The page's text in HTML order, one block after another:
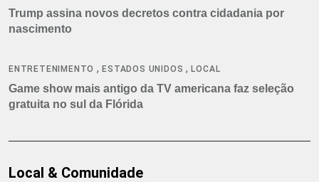
Trump assina novos decretos contra cidadania por
nascimento
ENTRETENIMENTO ,ESTADOS UNIDOS ,LOCAL
Game show mais antigo da TV americana faz seleção
gratuita no sul da Flórida
Local & Comunidade